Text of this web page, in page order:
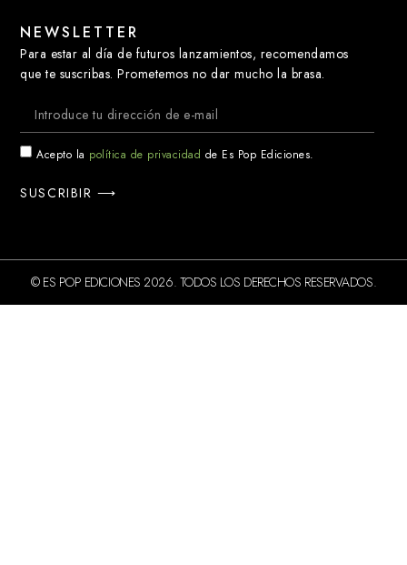
NEWSLETTER
Para estar al día de futuros lanzamientos, recomendamos
que te suscribas. Prometemos no dar mucho la brasa.
Acepto la política de privacidad de Es Pop Ediciones.
SUSCRIBIR ⟶
© ES POP EDICIONES 2026. TODOS LOS DERECHOS RESERVADOS.